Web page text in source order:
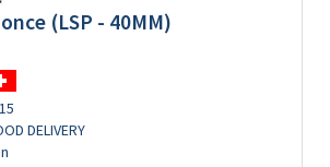
(LSP - 40MM)
DELIVERY